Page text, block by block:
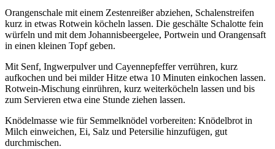
Orangenschale mit einem Zestenreißer abziehen, Schalenstreifen
kurz in etwas Rotwein köcheln lassen. Die geschälte Schalotte fein
würfeln und mit dem Johannisbeergelee, Portwein und Orangensaft
in einen kleinen Topf geben.
Mit Senf, Ingwerpulver und Cayennepfeffer verrühren, kurz
aufkochen und bei milder Hitze etwa 10 Minuten einkochen lassen.
Rotwein-Mischung einrühren, kurz weiterköcheln lassen und bis
zum Servieren etwa eine Stunde ziehen lassen.
Knödelmasse wie für Semmelknödel vorbereiten: Knödelbrot in
Milch einweichen, Ei, Salz und Petersilie hinzufügen, gut
durchmischen.